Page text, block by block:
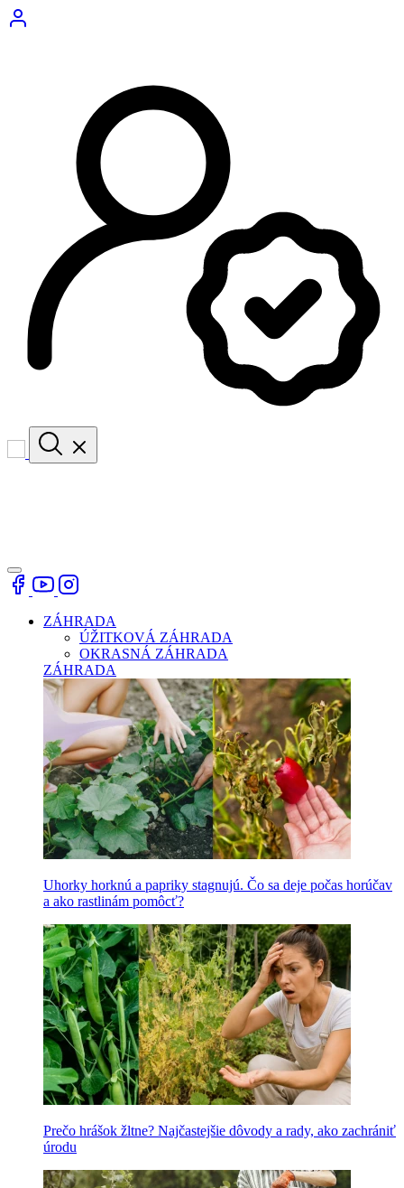
ZÁHRADA
ÚŽITKOVÁ ZÁHRADA
OKRASNÁ ZÁHRADA
ZÁHRADA
Uhorky horknú a papriky stagnujú. Čo sa deje počas horúčav
a ako rastlinám pomôcť?
Prečo hrášok žltne? Najčastejšie dôvody a rady, ako zachrániť
úrodu